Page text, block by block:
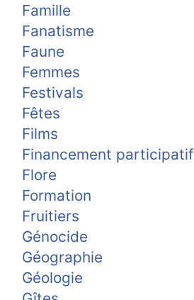
Famille
Fanatisme
Faune
Femmes
Festivals
Fêtes
Films
Financement participatif
Flore
Formation
Fruitiers
Génocide
Géographie
Géologie